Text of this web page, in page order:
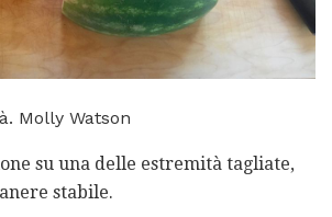
Molly Watson
su una delle estremità tagliate,
stabile.